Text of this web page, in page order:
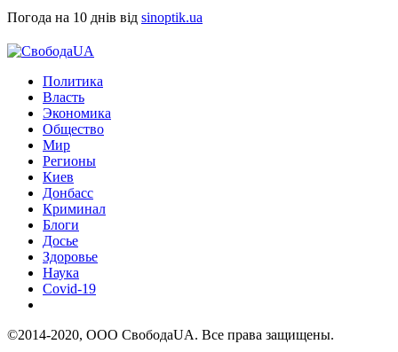
Погода на 10 днів від sinoptik.ua
Политика
Власть
Экономика
Общество
Мир
Регионы
Киев
Донбасс
Криминал
Блоги
Досье
Здоровье
Наука
Covid-19
©2014-2020, ООО СвободаUA. Все права защищены.